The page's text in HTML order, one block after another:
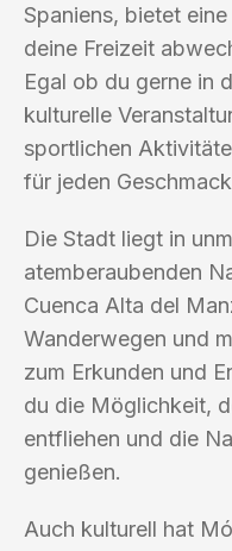
Spaniens, bietet
deine Freizeit
Egal ob du gerne in
kulturelle
sportlichen
für jeden
Die Stadt liegt in
atemberaubenden
Cuenca Alta del
Wanderwegen und
zum Erkunden und
du die Möglichkeit,
entfliehen und die
genießen.
Auch kulturell hat